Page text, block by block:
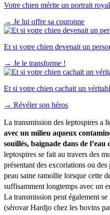
Votre chien mérite un portrait royal
→ Je lui offre sa couronne
Et si votre chien devenait un
→ Je le transforme !
Et si votre chien cachait un
→ Révéler son héros
La transmission des leptospires a
avec un milieu aqueux
souillés, baignade dans de l’eau
leptospires se fait au travers des
présentant des excoriations ou
peau saine ramollie lorsque cette
suffisamment longtemps avec un
La transmission peut également
(sérovar Hardjo chez les bovins